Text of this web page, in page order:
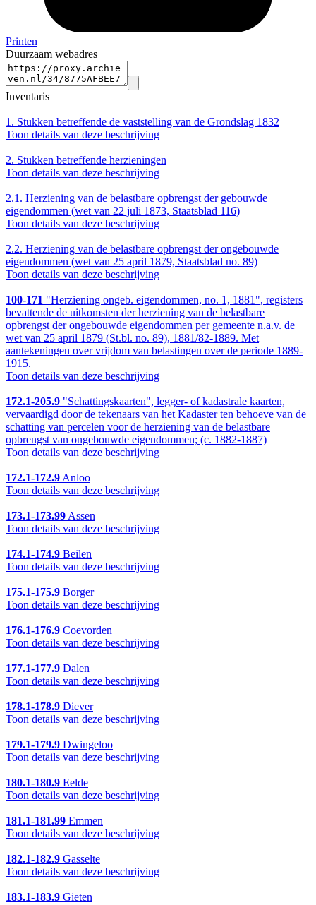
Printen
Duurzaam webadres
Inventaris
1. Stukken betreffende de vaststelling van de Grondslag 1832
Toon details van deze beschrijving
2. Stukken betreffende herzieningen
Toon details van deze beschrijving
2.1. Herziening van de belastbare opbrengst der gebouwde
eigendommen (wet van 22 juli 1873, Staatsblad 116)
Toon details van deze beschrijving
2.2. Herziening van de belastbare opbrengst der ongebouwde
eigendommen (wet van 25 april 1879, Staatsblad no. 89)
Toon details van deze beschrijving
100-171 "Herziening ongeb. eigendommen, no. 1, 1881", registers
bevattende de uitkomsten der herziening van de belastbare
opbrengst der ongebouwde eigendommen per gemeente n.a.v. de
wet van 25 april 1879 (St.bl. no. 89), 1881/82-1889. Met
aantekeningen over vrijdom van belastingen over de periode 1889-
1915.
Toon details van deze beschrijving
172.1-205.9 "Schattingskaarten", legger- of kadastrale kaarten,
vervaardigd door de tekenaars van het Kadaster ten behoeve van de
schatting van percelen voor de herziening van de belastbare
opbrengst van ongebouwde eigendommen; (c. 1882-1887)
Toon details van deze beschrijving
172.1-172.9Anloo
Toon details van deze beschrijving
173.1-173.99Assen
Toon details van deze beschrijving
174.1-174.9 Beilen
Toon details van deze beschrijving
175.1-175.9 Borger
Toon details van deze beschrijving
176.1-176.9 Coevorden
Toon details van deze beschrijving
177.1-177.9 Dalen
Toon details van deze beschrijving
178.1-178.9 Diever
Toon details van deze beschrijving
179.1-179.9 Dwingeloo
Toon details van deze beschrijving
180.1-180.9 Eelde
Toon details van deze beschrijving
181.1-181.99 Emmen
Toon details van deze beschrijving
182.1-182.9 Gasselte
Toon details van deze beschrijving
183.1-183.9 Gieten